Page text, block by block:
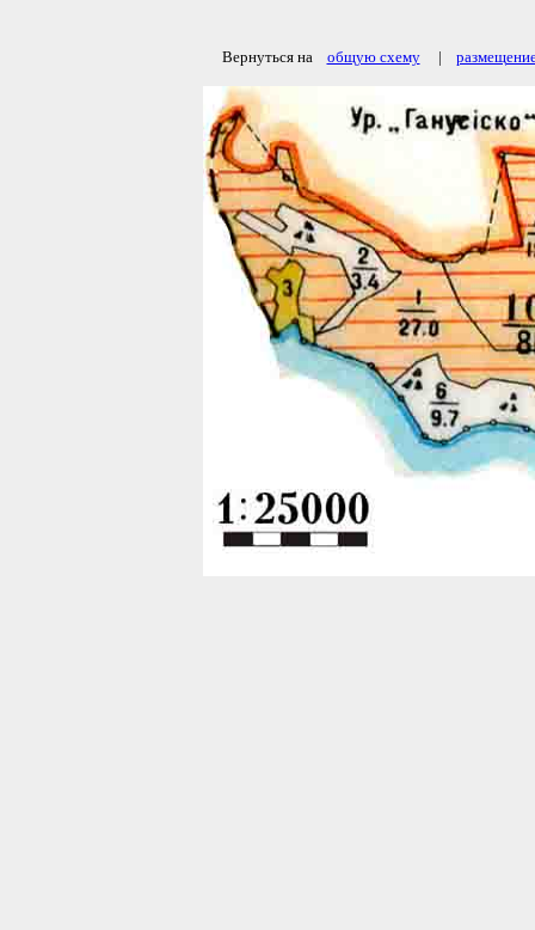
Вернуться на общую схему|